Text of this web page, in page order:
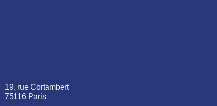
19, rue Cortambert
75116 Paris